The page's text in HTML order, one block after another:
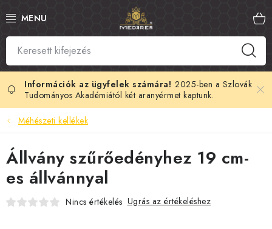
tartalomhoz
SZLOVÁK MÉZ
MANUKA MÉZ
MÉHPEMPŐ
PROPOLISZ
KIRÁLYI ZSELÉ
MÉHMÉREG
2025-ben a Szlovák
Tudományos Akadémiától két aranyérmet kaptunk.
Méhészeti kellékek
Állvány szűrőedényhez 19 cm-
es állvánnyal
Nincs értékelés Ugrás az értékeléshez